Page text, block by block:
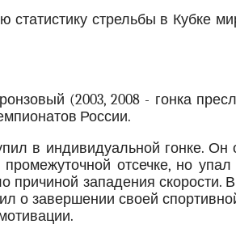
стрельбы в Кубке
(2003, 2008 - гонка
России.
в индивидуальной гонке. Он
отсечке, но
западения скорости.
завершении своей